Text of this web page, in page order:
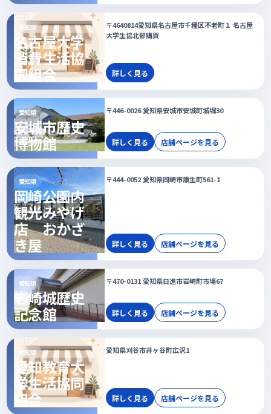
愛知県
名古屋大学
消費生活協
同組合
〒4640814愛知県名古屋市千種区不老町１ 名古屋
大学生協北部購買
詳しく見る
愛知県
安城市歴史
博物館
〒446-0026 愛知県安城市安城町城堀30
詳しく見る 店舗ページを見る
愛知県
岡崎公園内
観光みやげ
店 おかざ
き屋
〒444-0052 愛知県岡崎市康生町561-1
詳しく見る 店舗ページを見る
愛知県
岩崎城歴史
記念館
〒470-0131 愛知県日進市岩崎町市場67
詳しく見る 店舗ページを見る
愛知県
愛知教育大
学生活協同
組合
愛知県刈谷市井ヶ谷町広沢1
詳しく見る 店舗ページを見る